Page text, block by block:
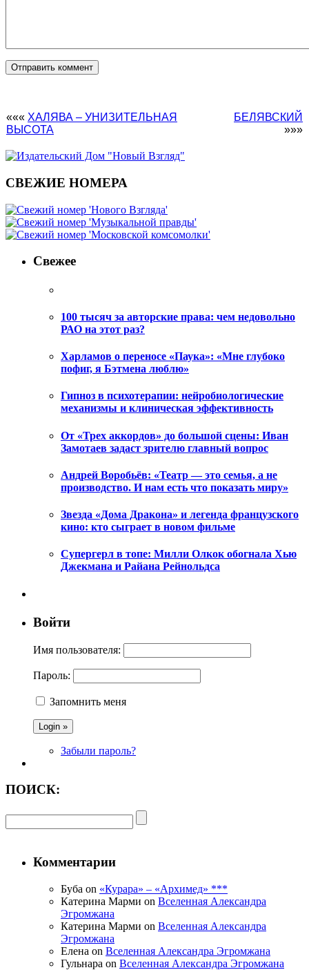
««« ХАЛЯВА – УНИЗИТЕЛЬНАЯ
ВЫСОТА
БЕЛЯВСКИЙ
»»»
СВЕЖИЕ НОМЕРА
Свежее
100 тысяч за авторские права: чем недовольно
РАО на этот раз?
Харламов о переносе «Паука»: «Мне глубоко
пофиг, я Бэтмена люблю»
Гипноз в психотерапии: нейробиологические
механизмы и клиническая эффективность
От «Трех аккордов» до большой сцены: Иван
Замотаев задаст зрителю главный вопрос
Андрей Воробьёв: «Театр — это семья, а не
производство. И нам есть что показать миру»
Звезда «Дома Дракона» и легенда французского
кино: кто сыграет в новом фильме
Супергерл в топе: Милли Олкок обогнала Хью
Джекмана и Райана Рейнольдса
Войти
Имя пользователя:
Пароль:
Запомнить меня
Забыли пароль?
ПОИСК:
Комментарии
Буба on «Курара» – «Архимед» ***
Катерина Марми on Вселенная Александра
Эгромжана
Катерина Марми on Вселенная Александра
Эгромжана
Елена on Вселенная Александра Эгромжана
Гульнара on Вселенная Александра Эгромжана